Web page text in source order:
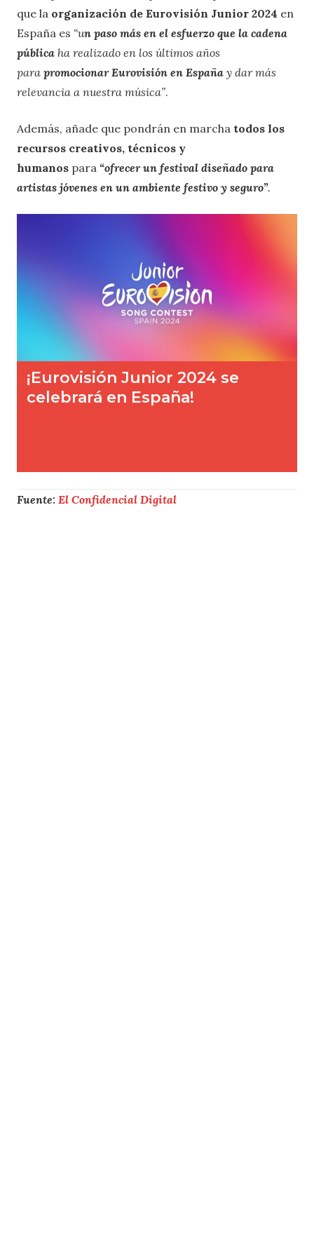
que la organización de Eurovisión Junior 2024 en
España es “un paso más en el esfuerzo que la cadena
pública ha realizado en los últimos años
para promocionar Eurovisión en España y dar más
relevancia a nuestra música”.
Además, añade que pondrán en marcha todos los
recursos creativos, técnicos y
humanos para “ofrecer un festival diseñado para
artistas jóvenes en un ambiente festivo y seguro”.
Fuente: El Confidencial Digital